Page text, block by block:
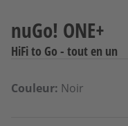
nuGo! ONE+
HiFi to Go - tout en un
Sélectionnez
Couleur: Noir